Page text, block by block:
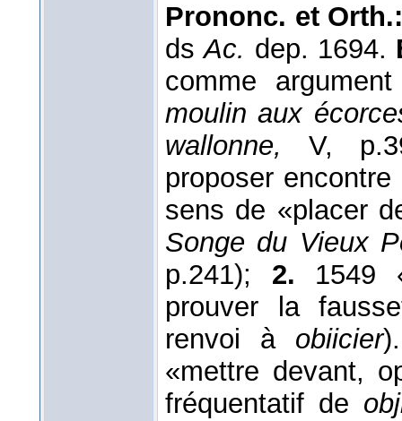
Prononc. et
dsAc. dep. 1694.
comme
moulin aux
wallonne,
V,
proposer
sens de «placer
Songe du Vieux
p.241); 2. 1549
prouver la
renvoi à obiicier
«mettre devant,
fréquentatif de